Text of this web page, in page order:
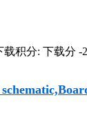
载积分: 下载分 -